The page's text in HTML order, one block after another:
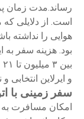
است. از دلایلی
هوایی را نداشته
بود. هزینه سفر به
و ایرلاین
سفر زمینی با
امکان مسافرت به